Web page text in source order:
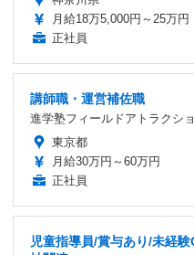
月給18万5,000円～25万円
正社員
講師職・運営補佐職
進学塾フィールドアトラクシ
東京都
月給30万円～60万円
正社員
児童指導員/賞与あり/未経